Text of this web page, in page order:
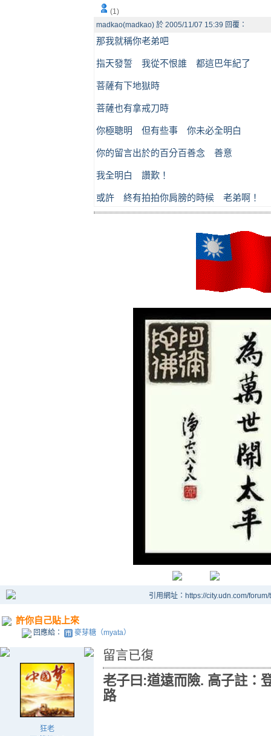
(1)
madkao(madkao) 於 2005/11/07 15:39 回覆：
那我就稱你老弟吧
指天發誓 我從不恨誰 都這巴年紀了
菩薩有下地獄時
菩薩也有拿戒刀時
你極聰明 但有些事 你未必全明白
你的留言出於的百分百善念 善意
我全明白 讚歎！
或許 終有拍拍你肩膀的時候 老弟啊
引用網址：https://city.udn.com/
許你自己貼上來
回應給： 麥芽糖（myata）
狂老
留言已復
老子曰:道遠而險. 高子註：
路